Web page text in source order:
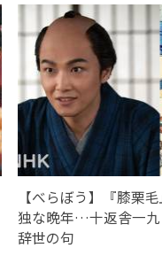
【べらぼう】『膝栗
独な晩年…十返舎一
辞世の句